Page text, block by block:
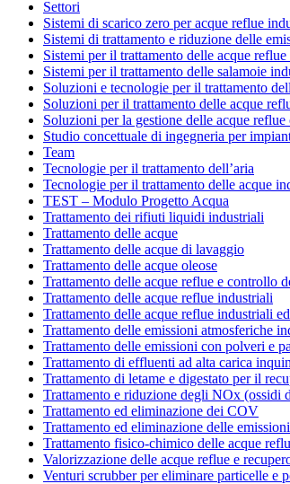
Settori
Sistemi di scarico zero per acque reflue
Sistemi di trattamento e riduzione delle
Sistemi per il trattamento delle acque
Sistemi per il trattamento delle salamoie
Soluzioni e tecnologie per il trattamento
Soluzioni per il trattamento delle acque
Soluzioni per la gestione delle acque
Studio concettuale di ingegneria per
Team
Tecnologie per il trattamento dell’aria
Tecnologie per il trattamento delle acque
TEST – Modulo Progetto Acqua
Trattamento dei rifiuti liquidi industriali
Trattamento delle acque
Trattamento delle acque di lavaggio
Trattamento delle acque oleose
Trattamento delle acque reflue e controllo
Trattamento delle acque reflue industriali
Trattamento delle acque reflue industriali
Trattamento delle emissioni atmosferiche
Trattamento delle emissioni con polveri e
Trattamento di effluenti ad alta carica
Trattamento di letame e digestato per il
Trattamento e riduzione degli NOx (ossidi
Trattamento ed eliminazione dei COV
Trattamento ed eliminazione delle
Trattamento fisico-chimico delle acque
Valorizzazione delle acque reflue e
Venturi scrubber per eliminare particelle e